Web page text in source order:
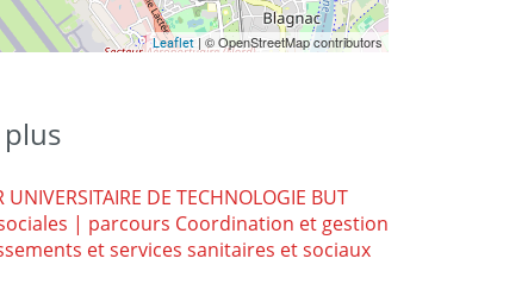
Leaflet| © OpenStreetMap contributors
UNIVERSITAIRE DE TECHNOLOGIE BUT
| parcours Coordination et gestion
et services sanitaires et sociaux